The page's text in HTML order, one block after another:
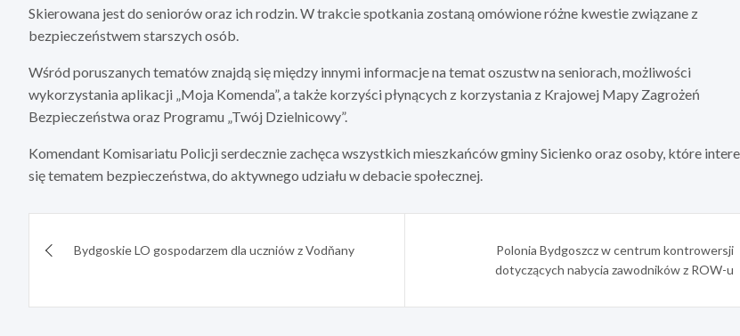
Skierowana jest do seniorów oraz ich rodzin. W trakcie spotkania zostaną omówione różne kwestie związane z
bezpieczeństwem starszych osób.
Wśród poruszanych tematów znajdą się między innymi informacje na temat oszustw na seniorach, możliwości
wykorzystania aplikacji „Moja Komenda”, a także korzyści płynących z korzystania z Krajowej Mapy Zagrożeń
Bezpieczeństwa oraz Programu „Twój Dzielnicowy”.
Komendant Komisariatu Policji serdecznie zachęca wszystkich mieszkańców gminy Sicienko oraz osoby, które
się tematem bezpieczeństwa, do aktywnego udziału w debacie społecznej.
wpisuBydgoskie LO gospodarzem dla uczniów z Vodňany
Polonia Bydgoszcz w centrum kontrowersji
dotyczących nabycia zawodników z ROW-u